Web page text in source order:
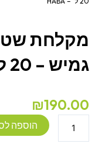
מקלחת
גמיש – 20 ל’ – HABA
₪190.00
הוספה